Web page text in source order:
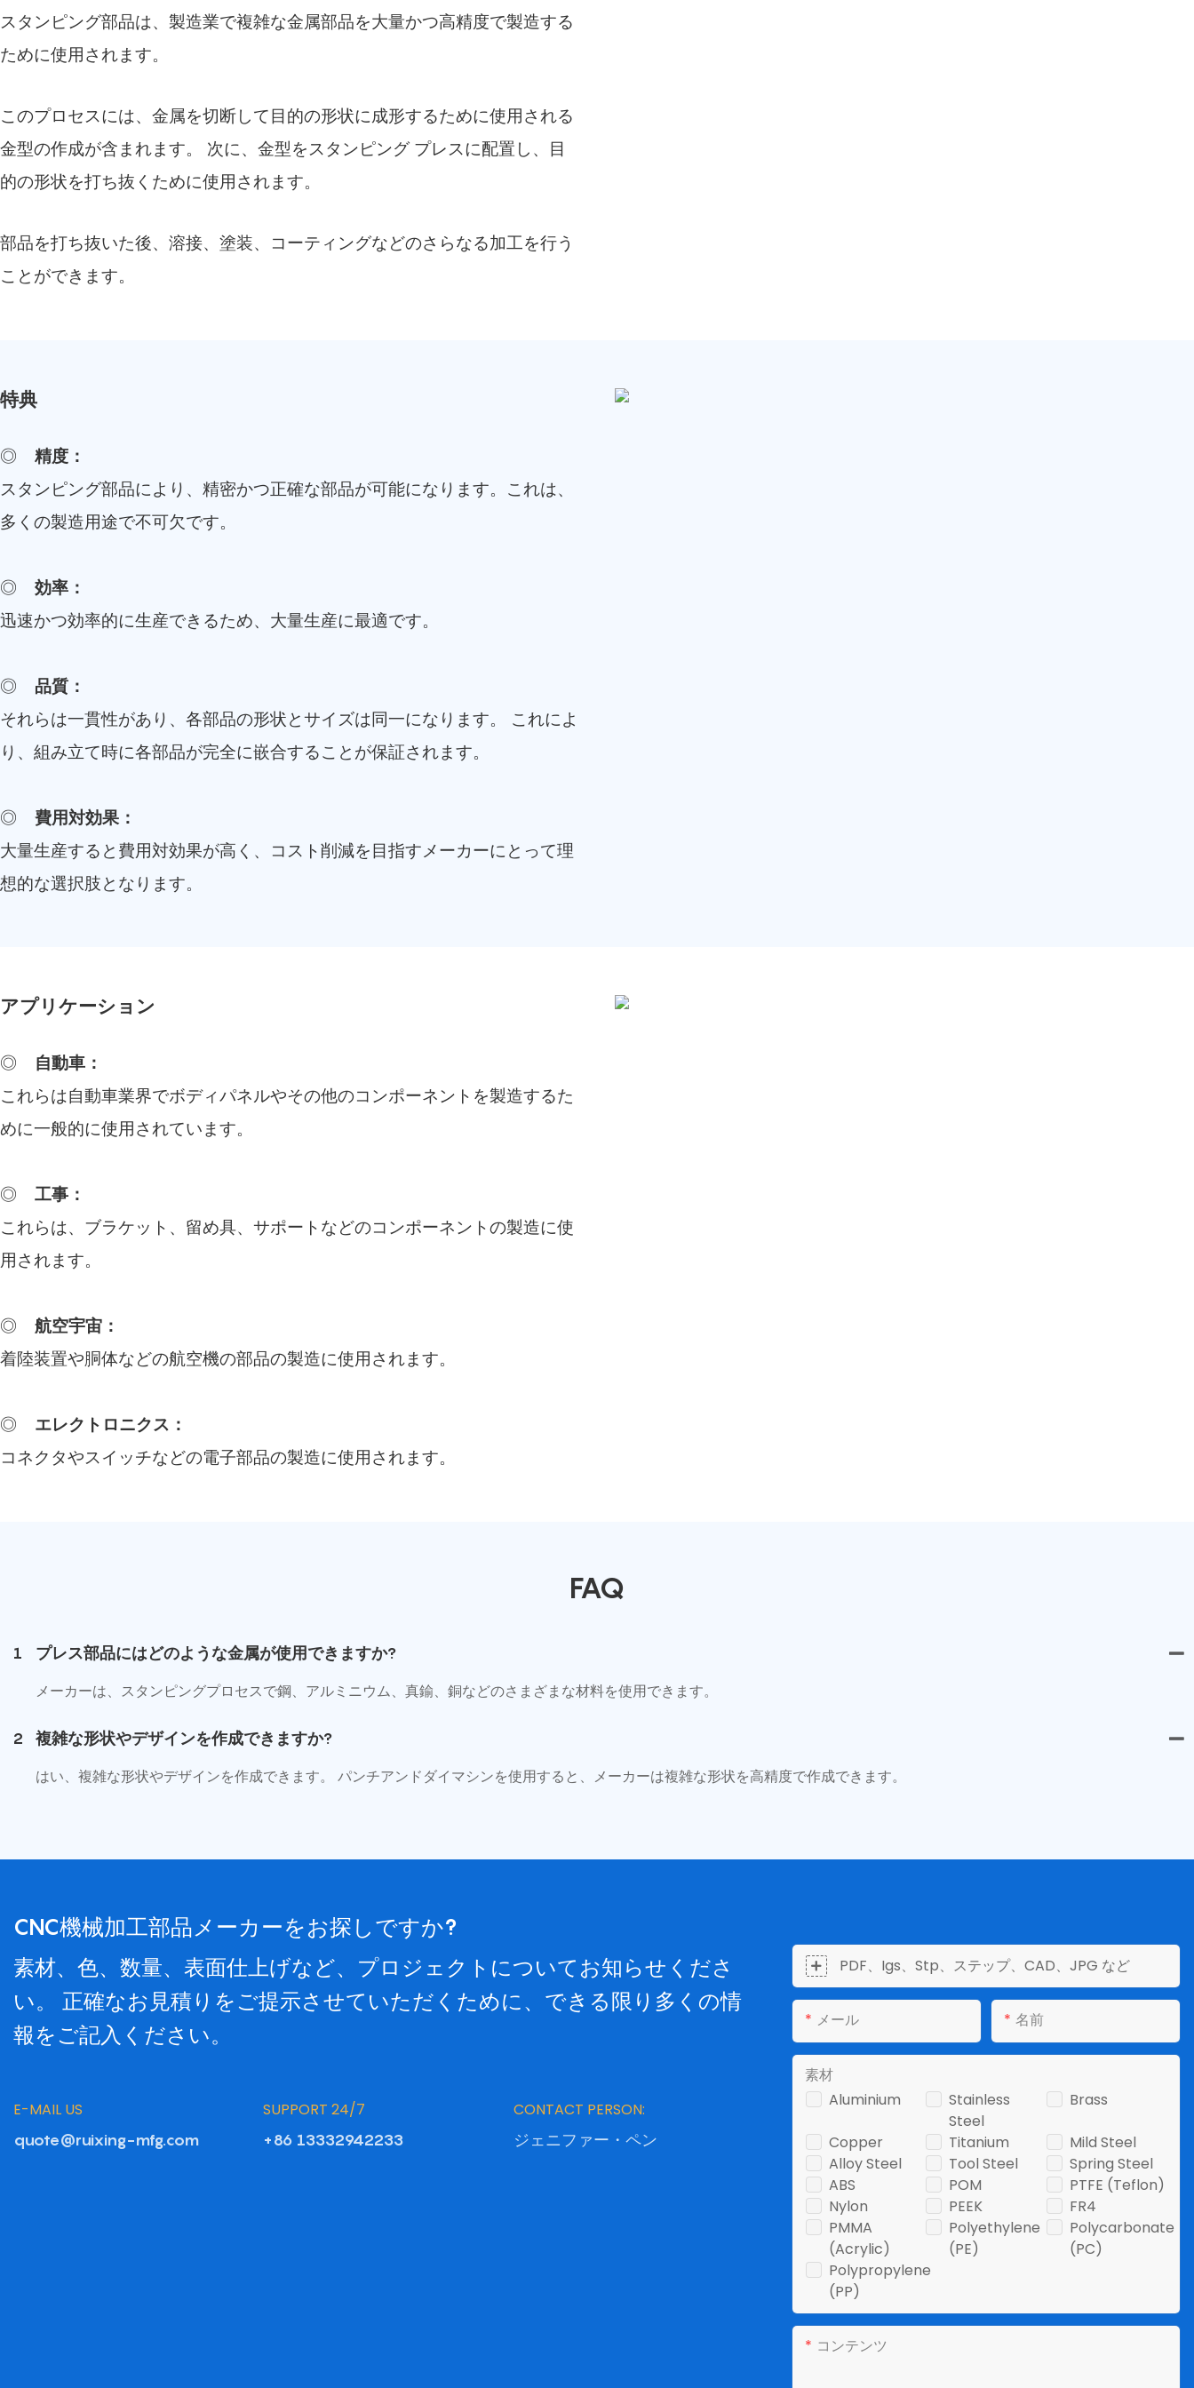
スタンピング部品は、製造業で複雑な金属部品を大量かつ高精度で製造する
ために使用されます。
このプロセスには、金属を切断して目的の形状に成形するために使用される
金型の作成が含まれます。 次に、金型をスタンピング プレスに配置し、目
的の形状を打ち抜くために使用されます。
部品を打ち抜いた後、溶接、塗装、コーティングなどのさらなる加工を行う
ことができます。
特典
◎
精度：
スタンピング部品により、精密かつ正確な部品が可能になります。これは、
多くの製造用途で不可欠です。
◎
効率：
迅速かつ効率的に生産できるため、大量生産に最適です。
◎
品質：
それらは一貫性があり、各部品の形状とサイズは同一になります。 これによ
り、組み立て時に各部品が完全に嵌合することが保証されます。
◎
費用対効果：
大量生産すると費用対効果が高く、コスト削減を目指すメーカーにとって理
想的な選択肢となります。
アプリケーション
◎
自動車：
これらは自動車業界でボディパネルやその他のコンポーネントを製造するた
めに一般的に使用されています。
◎
工事：
これらは、ブラケット、留め具、サポートなどのコンポーネントの製造に使
用されます。
◎
航空宇宙：
着陸装置や胴体などの航空機の部品の製造に使用されます。
◎
エレクトロニクス：
コネクタやスイッチなどの電子部品の製造に使用されます。
FAQ
1 プレス部品にはどのような金属が使用できますか?
メーカーは、スタンピングプロセスで鋼、アルミニウム、真鍮、銅などのさまざまな材料を使用できます。
2 複雑な形状やデザインを作成できますか?
はい、複雑な形状やデザインを作成できます。 パンチアンドダイマシンを使用すると、メーカーは複雑な形状を高精度で作成できます。
CNC機械加工部品メーカーをお探しですか?
素材、色、数量、表面仕上げなど、プロジェクトについてお知らせくださ
い。 正確なお見積りをご提示させていただくために、できる限り多くの情
報をご記入ください。
E-MAIL US
quote@ruixing-mfg.com
SUPPORT 24/7
+86 13332942233
CONTACT PERSON:
ジェニファー・ペン
PDF、Igs、Stp、ステップ、CAD、JPG など
メール 名前
Aluminium
Stainless
Steel
Brass
Copper Titanium
Mild Steel
Alloy Steel
Tool Steel
Spring Steel
ABS
POM
PTFE (Teflon)
Nylon
PEEK
FR4
PMMA
(Acrylic)
Polyethylene
(PE)
Polycarbonate
(PC)
Polypropylene
(PP)
素材
コンテンツ